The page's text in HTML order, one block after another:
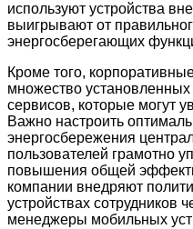
используют устройства
выигрывают от
энергосберегающих
Кроме того,
множество
сервисов, которые могут
Важно настроить
энергосбережения
пользователей грамотно
повышения общей
компании внедряют
устройствах сотрудников
менеджеры мобильных